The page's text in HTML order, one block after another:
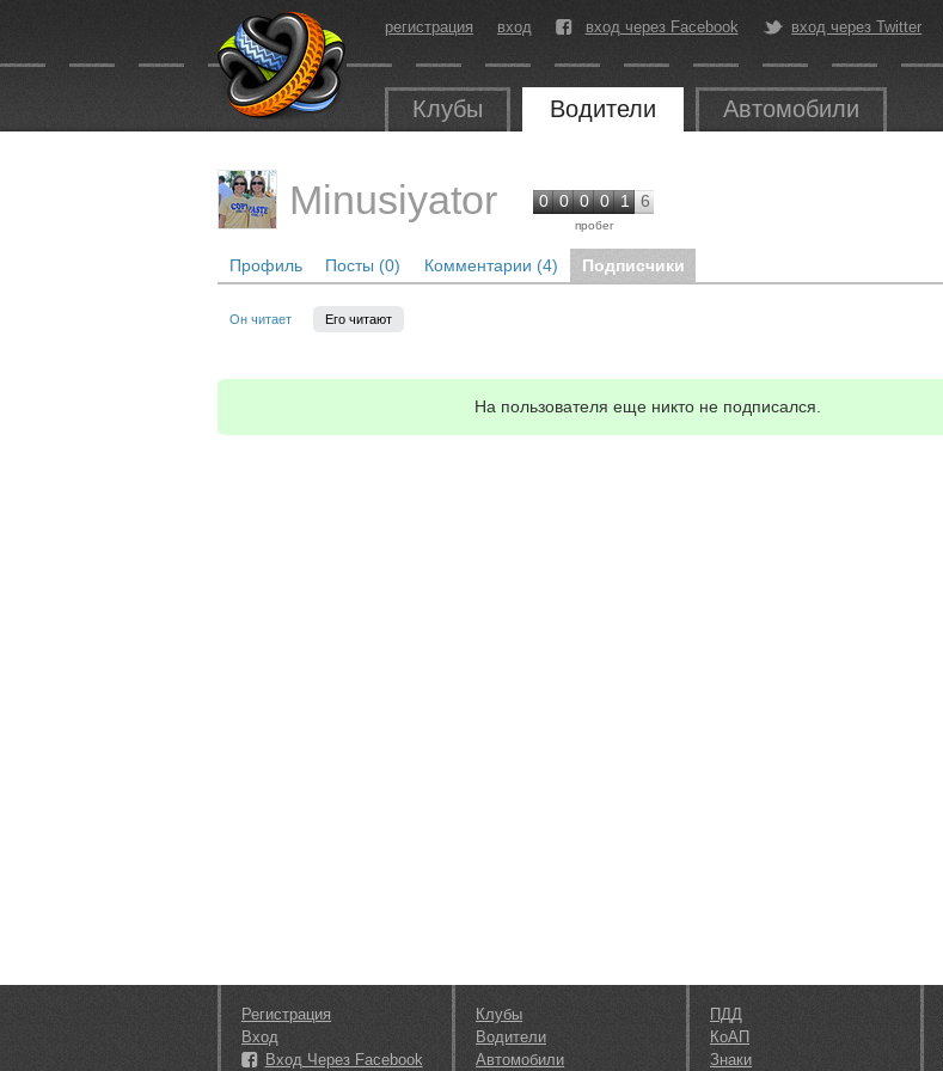
регистрация вход вход через Facebook вход через Twitter
Клубы Водители Автомобили
Minusiyator 0 0 0 0 1 6
пробег
Профиль Посты (0) Комментарии (4) Подписчики
Он читает Его читают
На пользователя еще никто не подписался.
Регистрация
Вход
Вход Через Facebook
Клубы
Водители
Автомобили
ПДД
КоАП
Знаки